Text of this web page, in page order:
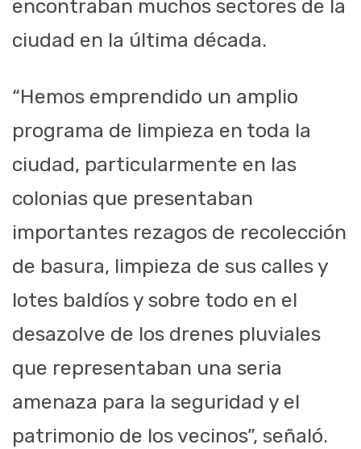
encontraban muchos sectores de la
ciudad en la última década.
“Hemos emprendido un amplio
programa de limpieza en toda la
ciudad, particularmente en las
colonias que presentaban
importantes rezagos de recolección
de basura, limpieza de sus calles y
lotes baldíos y sobre todo en el
desazolve de los drenes pluviales
que representaban una seria
amenaza para la seguridad y el
patrimonio de los vecinos”, señaló.